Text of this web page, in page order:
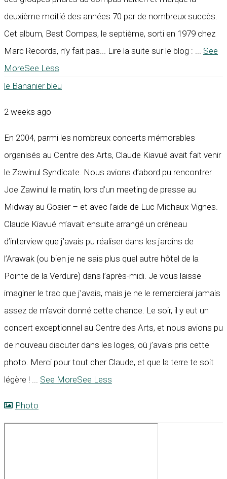
deuxième moitié des années 70 par de nombreux succès.
Cet album, Best Compas, le septième, sorti en 1979 chez
Marc Records, n’y fait pas... Lire la suite sur le blog :
See
MoreSee Less
le Bananier bleu
2 weeks ago
En 2004, parmi les nombreux concerts mémorables
organisés au Centre des Arts, Claude Kiavué avait fait venir
le Zawinul Syndicate. Nous avions d’abord pu rencontrer
Joe Zawinul le matin, lors d’un meeting de presse au
Midway au Gosier – et avec l’aide de Luc Michaux-Vignes.
Claude Kiavué m’avait ensuite arrangé un créneau
d’interview que j’avais pu réaliser dans les jardins de
l’Arawak (ou bien je ne sais plus quel autre hôtel de la
Pointe de la Verdure) dans l’après-midi. Je vous laisse
imaginer le trac que j’avais, mais je ne le remercierai jamais
assez de m’avoir donné cette chance. Le soir, il y eut un
concert exceptionnel au Centre des Arts, et nous avions pu
de nouveau discuter dans les loges, où j’avais pris cette
photo. Merci pour tout cher Claude, et que la terre te soit
légère !
See MoreSee Less
Photo